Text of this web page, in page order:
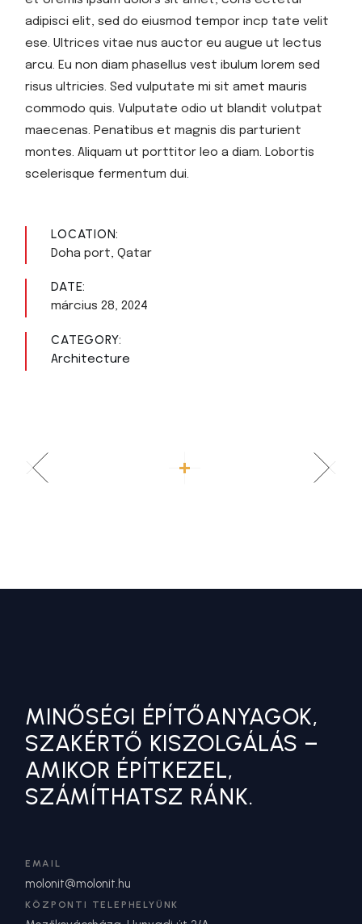
adipisci elit, sed do eiusmod tempor incp tate velit
ese. Ultrices vitae nus auctor eu augue ut lectus
arcu. Eu non diam phasellus vest ibulum lorem sed
risus ultricies. Sed vulputate mi sit amet mauris
commodo quis. Vulputate odio ut blandit volutpat
maecenas. Penatibus et magnis dis parturient
montes. Aliquam ut porttitor leo a diam. Lobortis
scelerisque fermentum dui.
LOCATION:
Doha port, Qatar
DATE:
március 28, 2024
CATEGORY:
Architecture
MINŐSÉGI ÉPÍTŐANYAGOK,
SZAKÉRTŐ KISZOLGÁLÁS –
AMIKOR ÉPÍTKEZEL,
SZÁMÍTHATSZ RÁNK.
EMAIL
molonit@molonit.hu
KÖZPONTI TELEPHELYÜNK